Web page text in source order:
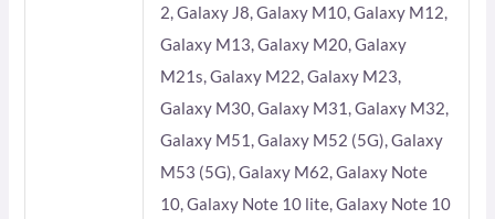
2, Galaxy J8, Galaxy M10, Galaxy M12,
Galaxy M13, Galaxy M20, Galaxy
M21s, Galaxy M22, Galaxy M23,
Galaxy M30, Galaxy M31, Galaxy M32,
Galaxy M51, Galaxy M52 (5G), Galaxy
M53 (5G), Galaxy M62, Galaxy Note
10, Galaxy Note 10 lite, Galaxy Note 10